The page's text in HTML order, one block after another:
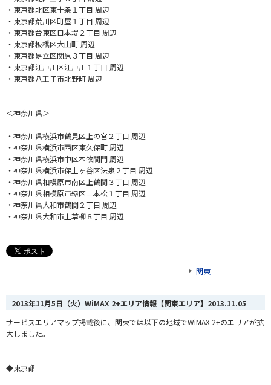
・東京都北区東十条１丁目 周辺
・東京都荒川区町屋１丁目 周辺
・東京都台東区日本堤２丁目 周辺
・東京都板橋区大山町 周辺
・東京都足立区関原３丁目 周辺
・東京都江戸川区江戸川１丁目 周辺
・東京都八王子市北野町 周辺
＜神奈川県＞
・神奈川県横浜市鶴見区上の宮２丁目 周辺
・神奈川県横浜市西区東久保町 周辺
・神奈川県横浜市中区本牧間門 周辺
・神奈川県横浜市保土ヶ谷区法泉２丁目 周辺
・神奈川県相模原市南区上鶴間３丁目 周辺
・神奈川県相模原市緑区二本松１丁目 周辺
・神奈川県大和市鶴間２丁目 周辺
・神奈川県大和市上草柳８丁目 周辺
関東
2013年11月5日（火）WiMAX 2+エリア情報【関東エリア】 2013.11.05
サービスエリアマップ掲載後に、関東では以下の地域でWiMAX 2+のエリアが拡
大しました。
◆東京都